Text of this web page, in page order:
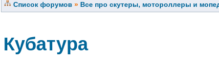
Список форумов » Все про скутеры, мотороллеры и
Кубатура